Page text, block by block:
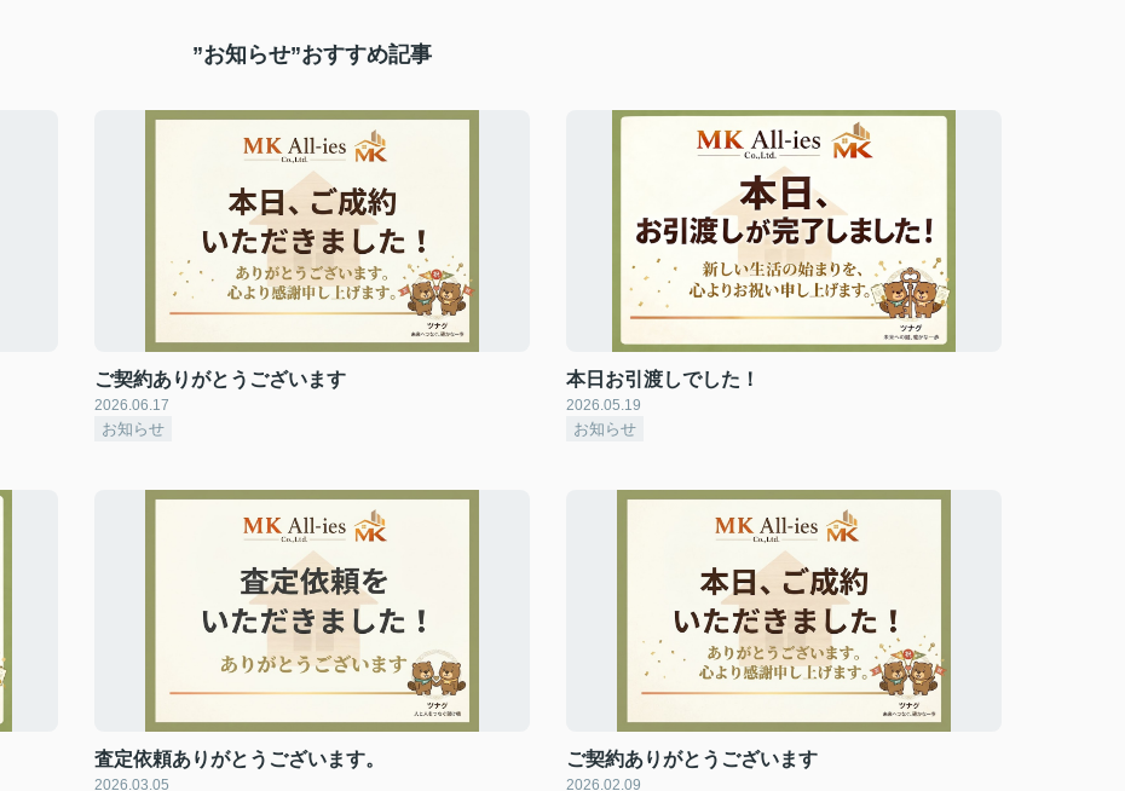
”お知らせ”おすすめ記事
ご契約ありがとうございます
2026.06.17
お知らせ
本日お引渡しでした！
2026.05.19
お知らせ
査定依頼ありがとうございます。
2026.03.05
ご契約ありがとうございます
2026.02.09